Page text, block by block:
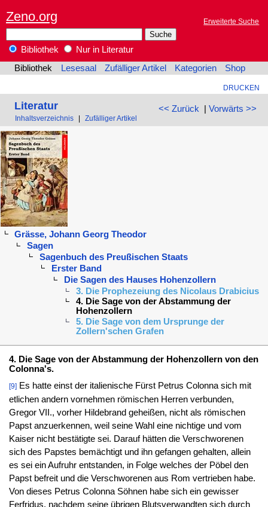
Zeno.org Erweiterte Suche
Bibliothek
Nur in Literatur
Bibliothek
Lesesaal Zufälliger Artikel Kategorien Shop
DRUCKEN
<< Zurück | Vorwärts >>
Literatur
Inhaltsverzeichnis Zufälliger Artikel
Grässe, Johann Georg Theodor
Sagen
Sagenbuch des Preußischen Staats
Erster Band
Die Sagen des Hauses Hohenzollern
3. Die Prophezeiung des Nicolaus Drabicius
4. Die Sage von der Abstammung der
Hohenzollern
5. Die Sage von dem Ursprunge der
Zollern'schen Grafen
4. Die Sage von der Abstammung der Hohenzollern von den
Colonna's.
[9]Es hatte einst der italienische Fürst Petrus Colonna sich mit
etlichen andern vornehmen römischen Herren verbunden,
Gregor VII., vorher Hildebrand geheißen, nicht als römischen
Papst anzuerkennen, weil seine Wahl eine nichtige und vom
Kaiser nicht bestätigte sei. Darauf hätten die Verschworenen
sich des Papstes bemächtigt und ihn gefangen gehalten, allein
es sei ein Aufruhr entstanden, in Folge welches der Pöbel den
Papst befreit und die Verschworenen aus Rom vertrieben habe.
Von dieses Petrus Colonna Söhnen habe sich ein gewisser
Ferfridus, nachdem seine übrigen Blutsverwandten sich durch